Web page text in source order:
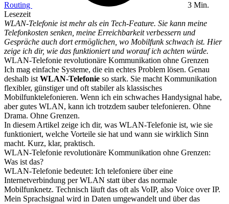
Routing
3 Min.
Lesezeit
WLAN-Telefonie ist mehr als ein Tech-Feature. Sie kann meine
Telefonkosten senken, meine Erreichbarkeit verbessern und
Gespräche auch dort ermöglichen, wo Mobilfunk schwach ist. Hier
zeige ich dir, wie das funktioniert und worauf ich achten würde.
WLAN-Telefonie revolutionäre Kommunikation ohne Grenzen
Ich mag einfache Systeme, die ein echtes Problem lösen. Genau
deshalb ist WLAN-Telefonie so stark. Sie macht Kommunikation
flexibler, günstiger und oft stabiler als klassisches
Mobilfunktelefonieren. Wenn ich ein schwaches Handysignal habe,
aber gutes WLAN, kann ich trotzdem sauber telefonieren. Ohne
Drama. Ohne Grenzen.
In diesem Artikel zeige ich dir, was WLAN-Telefonie ist, wie sie
funktioniert, welche Vorteile sie hat und wann sie wirklich Sinn
macht. Kurz, klar, praktisch.
WLAN-Telefonie revolutionäre Kommunikation ohne Grenzen:
Was ist das?
WLAN-Telefonie bedeutet: Ich telefoniere über eine
Internetverbindung per WLAN statt über das normale
Mobilfunknetz. Technisch läuft das oft als VoIP, also Voice over IP.
Mein Sprachsignal wird in Daten umgewandelt und über das